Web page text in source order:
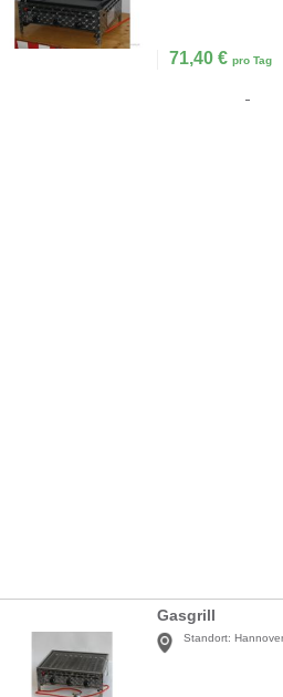
71,40 € pro Tag
Gasgrill
Standort: Hannover